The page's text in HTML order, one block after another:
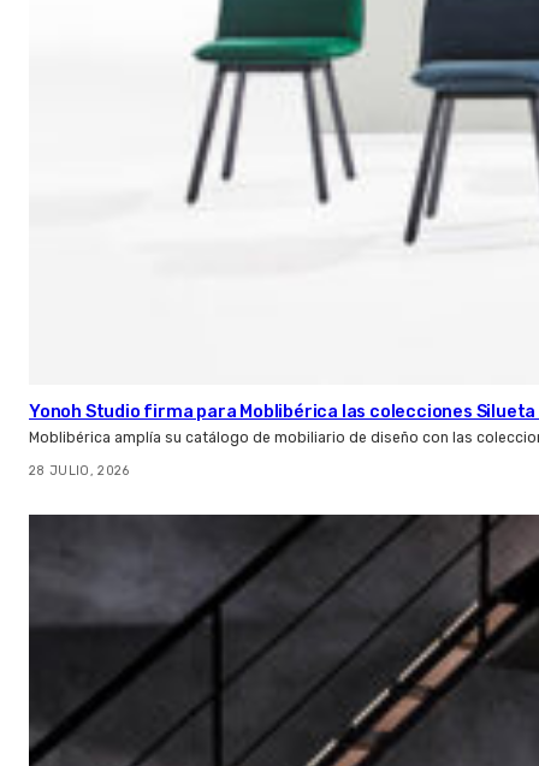
Yonoh Studio firma para Moblibérica las colecciones Silueta
Moblibérica amplía su catálogo de mobiliario de diseño con las
28 JULIO, 2026